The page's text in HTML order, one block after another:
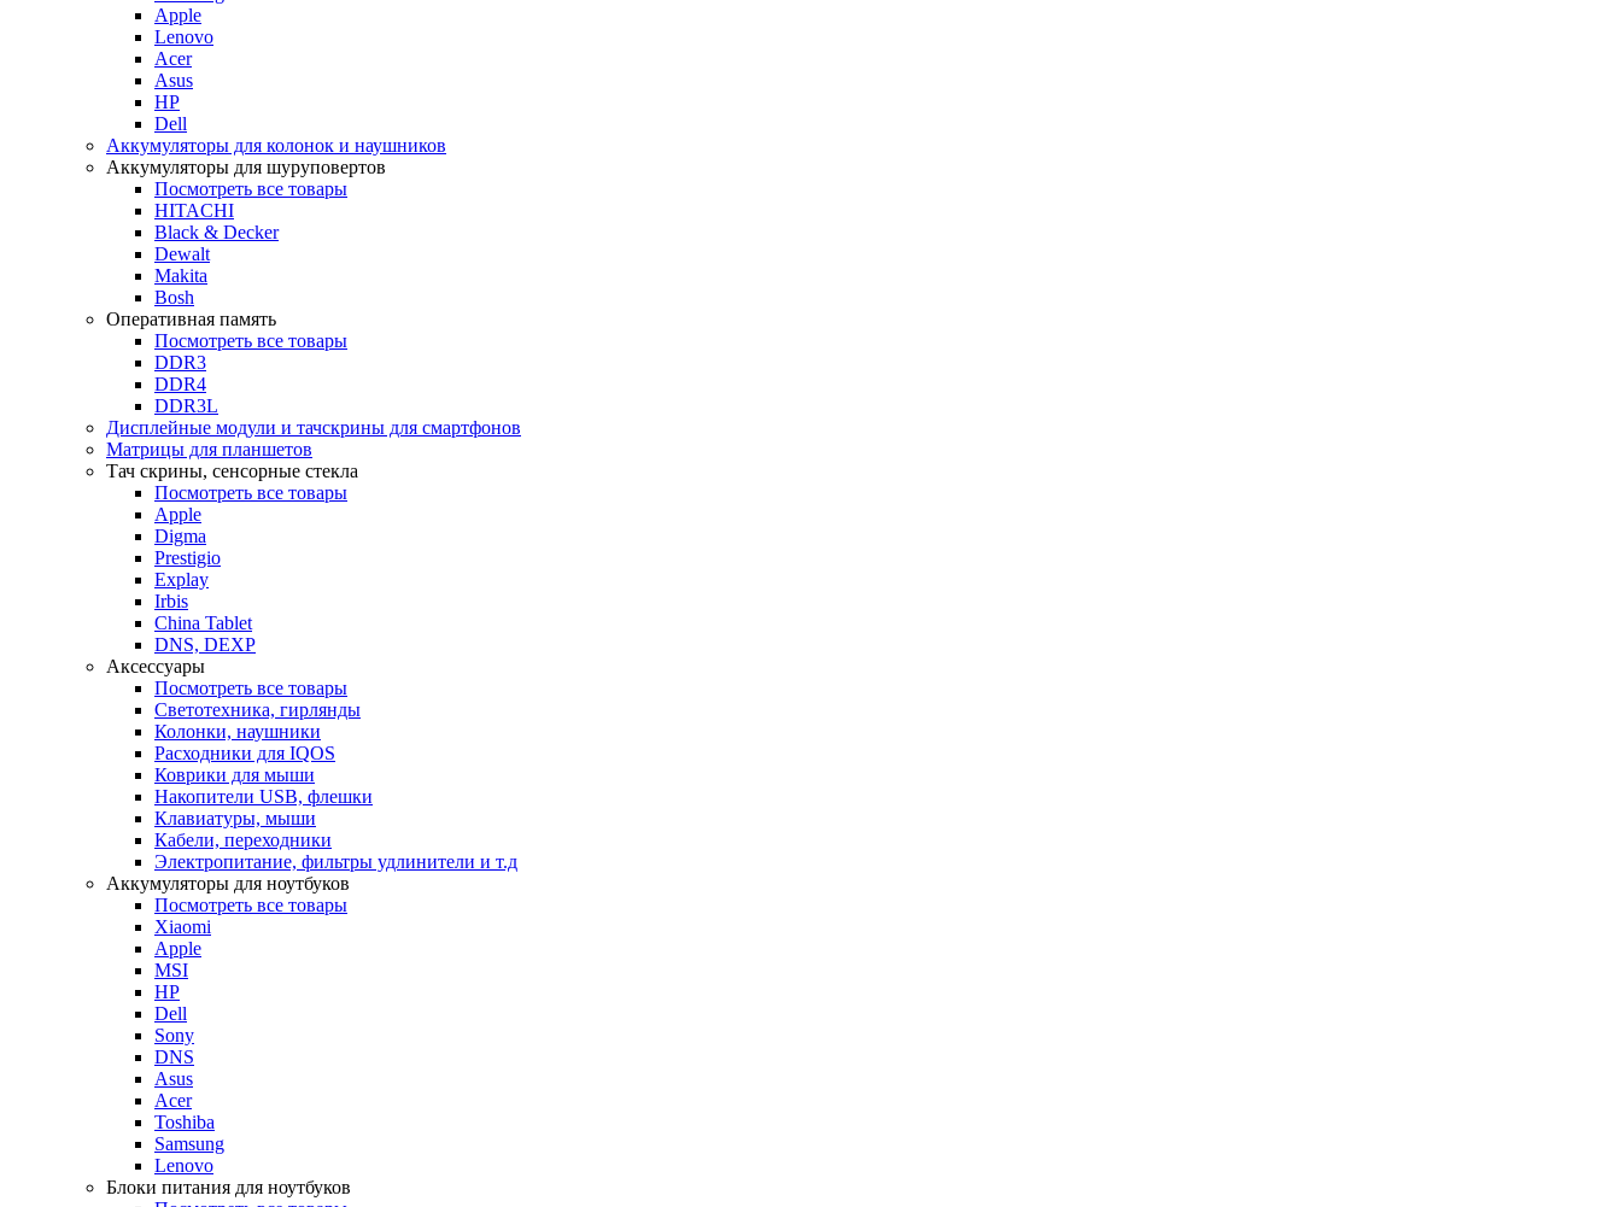
Apple
Lenovo
Acer
Asus
HP
Dell
Аккумуляторы для колонок и наушников
Аккумуляторы для шуруповертов
Посмотреть все товары
HITACHI
Black & Decker
Dewalt
Makita
Bosh
Оперативная память
Посмотреть все товары
DDR3
DDR4
DDR3L
Дисплейные модули и тачскрины для смартфонов
Матрицы для планшетов
Тач скрины, сенсорные стекла
Посмотреть все товары
Apple
Digma
Prestigio
Explay
Irbis
China Tablet
DNS, DEXP
Аксессуары
Посмотреть все товары
Светотехника, гирлянды
Колонки, наушники
Расходники для IQOS
Коврики для мыши
Накопители USB, флешки
Клавиатуры, мыши
Кабели, переходники
Электропитание, фильтры удлинители и т.д
Аккумуляторы для ноутбуков
Посмотреть все товары
Xiaomi
Apple
MSI
HP
Dell
Sony
DNS
Asus
Acer
Toshiba
Samsung
Lenovo
Блоки питания для ноутбуков